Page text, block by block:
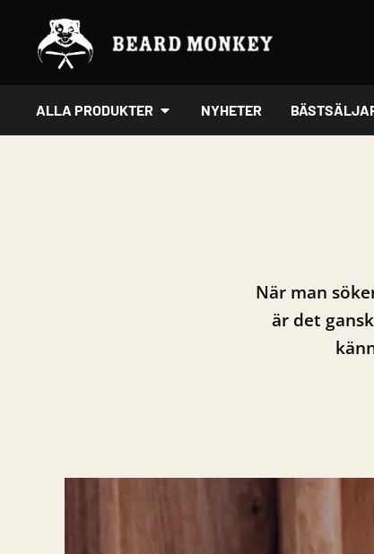
innehåll
ALLA PRODUKTER ÖPPNA ALLA PRODUKTER
NYHETER
När man
är det